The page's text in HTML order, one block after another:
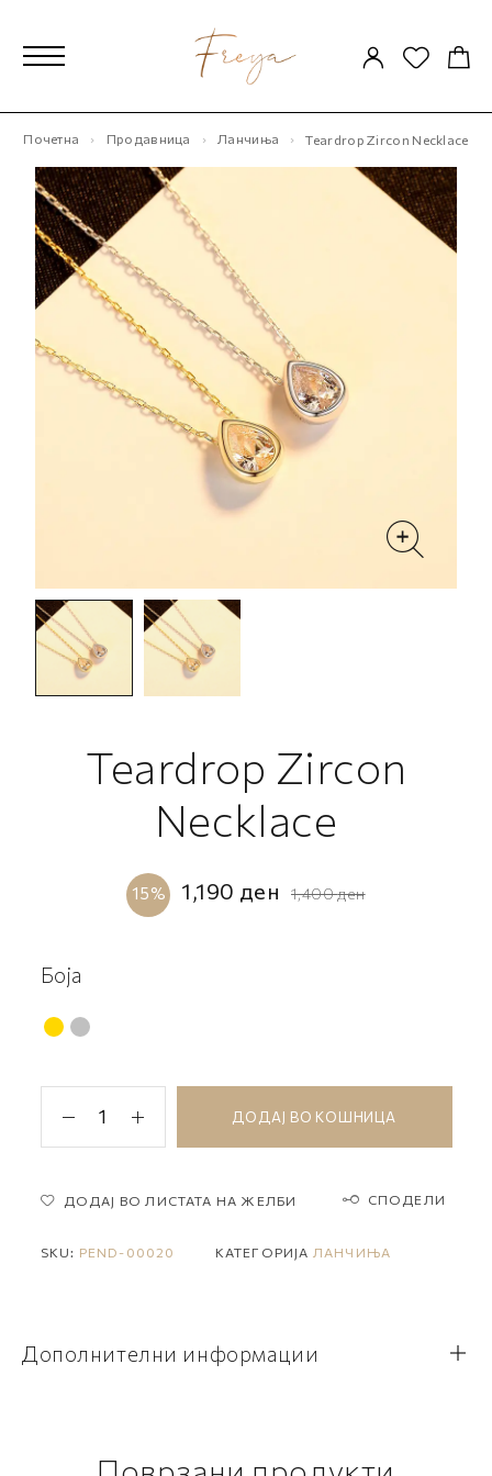
Почетна Продавница Ланчиња Teardrop Zircon Necklace
Teardrop Zircon
Necklace
15% 1,400ден
1,190 ден
Боја
ДОДАЈ ВО КОШНИЦА
ДОДАЈ ВО ЛИСТАТА НА ЖЕЛБИ СПОДЕЛИ
SKU: PEND-00020 КАТЕГОРИЈА ЛАНЧИЊА
Дополнителни информации